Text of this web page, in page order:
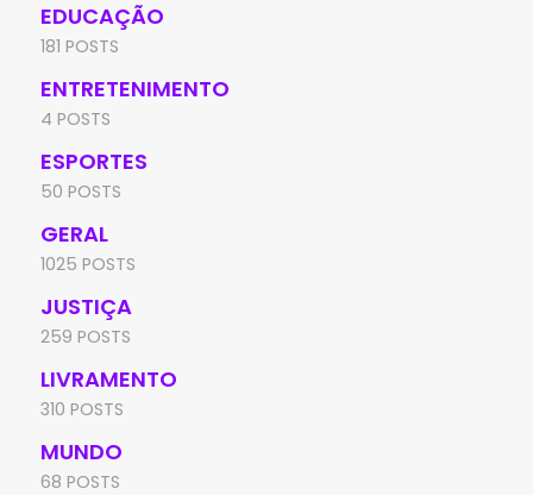
EDUCAÇÃO
181 POSTS
ENTRETENIMENTO
4 POSTS
ESPORTES
50 POSTS
GERAL
1025 POSTS
JUSTIÇA
259 POSTS
LIVRAMENTO
310 POSTS
MUNDO
68 POSTS